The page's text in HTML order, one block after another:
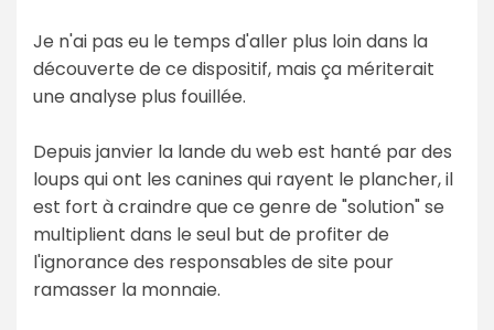
Je n'ai pas eu le temps d'aller plus loin dans la
découverte de ce dispositif, mais ça mériterait
une analyse plus fouillée.
Depuis janvier la lande du web est hanté par des
loups qui ont les canines qui rayent le plancher, il
est fort à craindre que ce genre de "solution" se
multiplient dans le seul but de profiter de
l'ignorance des responsables de site pour
ramasser la monnaie.